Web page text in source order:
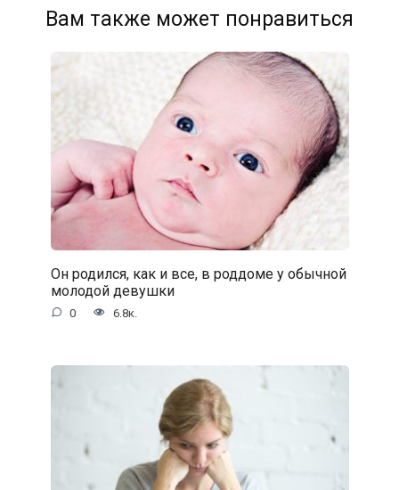
Вам также может понравиться
Он родился, как и все, в роддоме у обычной
молодой девушки
0 6.8к.